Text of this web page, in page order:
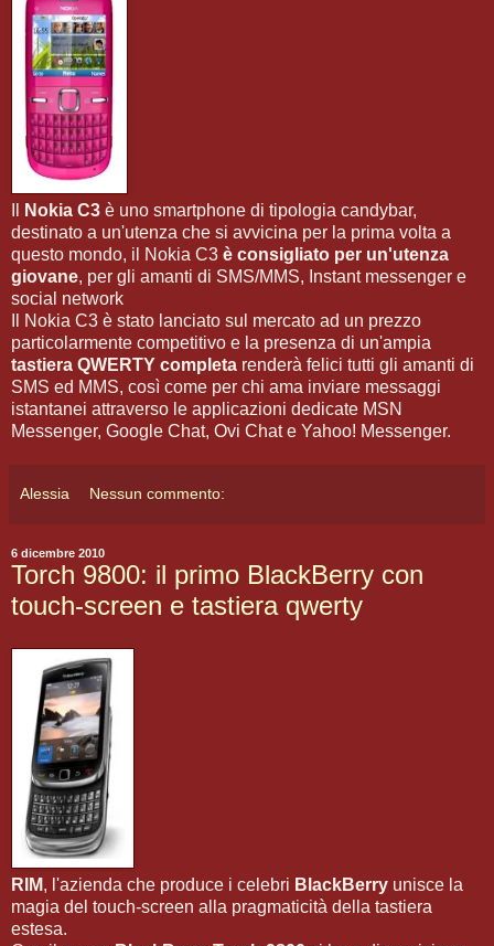
Nokia C3 è uno smartphone di tipologia candybar,
destinato a un'utenza che si avvicina per la prima volta a
questo mondo, il Nokia C3 è consigliato per un'utenza
giovane, per gli amanti di SMS/MMS, Instant messenger e
social network
Il Nokia C3 è stato lanciato sul mercato ad un prezzo
particolarmente competitivo e la presenza di un'ampia
tastiera QWERTY completa renderà felici tutti gli amanti di
SMS ed MMS, così come per chi ama inviare messaggi
istantanei attraverso le applicazioni dedicate MSN
Messenger, Google Chat, Ovi Chat e Yahoo! Messenger.
Alessia Nessun commento:
6 dicembre 2010
Torch 9800: il primo BlackBerry con
touch-screen e tastiera qwerty
RIM, l'azienda che produce i celebri BlackBerry unisce la
magia del touch-screen alla pragmaticità della tastiera
estesa.